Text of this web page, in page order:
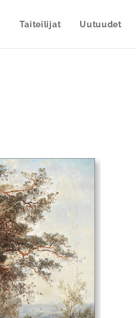
Taiteilijat Uutuudet